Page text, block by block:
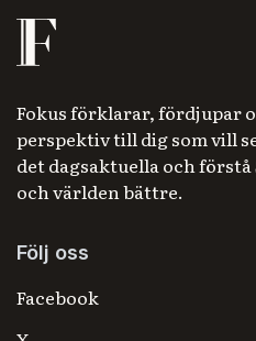
Fokus förklarar, fördjupar
perspektiv till dig som vill
det dagsaktuella och förstå
och världen bättre.
Följ oss
Facebook